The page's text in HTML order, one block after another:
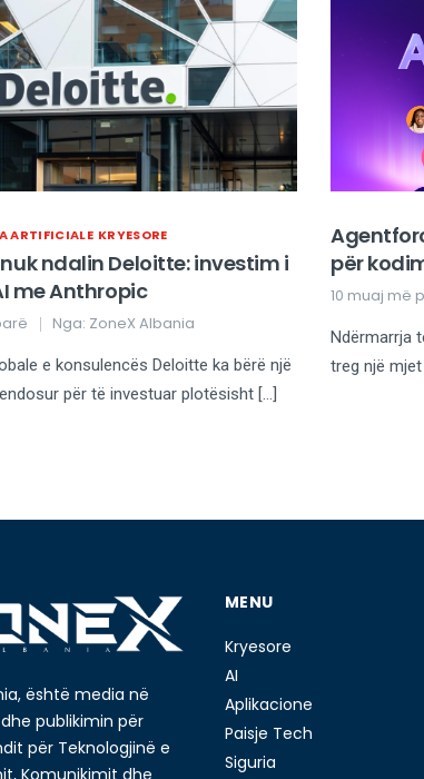
ARTIFICIALE KRYESORE
ndalin Deloitte: investim i
me Anthropic
Nga: ZoneX Albania
e konsulencës Deloitte ka bërë një
për të investuar plotësisht […]
për
10 muaj më
Ndërmarrja
treg një
është media në
publikimin për
për Teknologjinë e
MENU
Kryesore
AI
Aplikacione
Paisje Tech
Siguria